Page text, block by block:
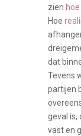
zien
Hoe
dat
Tevens
partijen
geval is,
vast en